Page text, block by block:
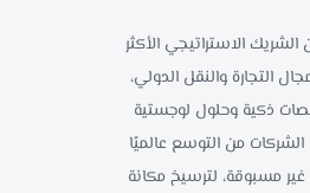
الاستراتيجي الأكثر
التجارة والنقل الدولي،
ذكية وحلول لوجستية
من التوسع عالميًا
مسبوقة، لترسيخ مكانة